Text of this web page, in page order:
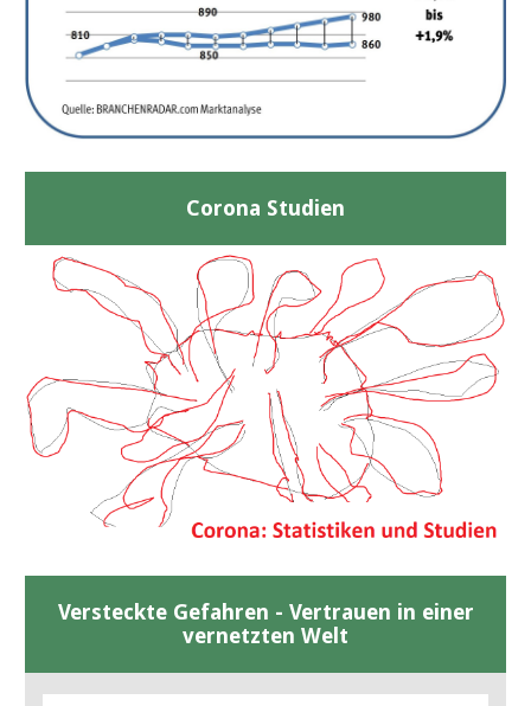
Corona Studien
Versteckte Gefahren - Vertrauen in einer
vernetzten Welt